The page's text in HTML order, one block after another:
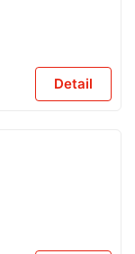
Detail